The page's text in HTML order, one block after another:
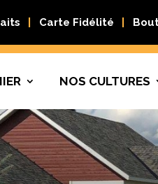
Carte Fidélité
NOS CULTURES